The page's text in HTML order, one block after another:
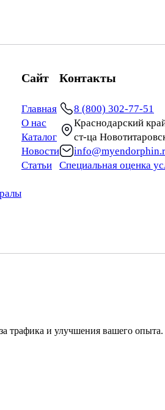
Сайт
Главная
О нас
Каталог
Новости
Статьи
Контакты
8 (800) 302-77-51
Краснодарский
ст‑ца
Специальная оценка
трафика и улучшения вашего